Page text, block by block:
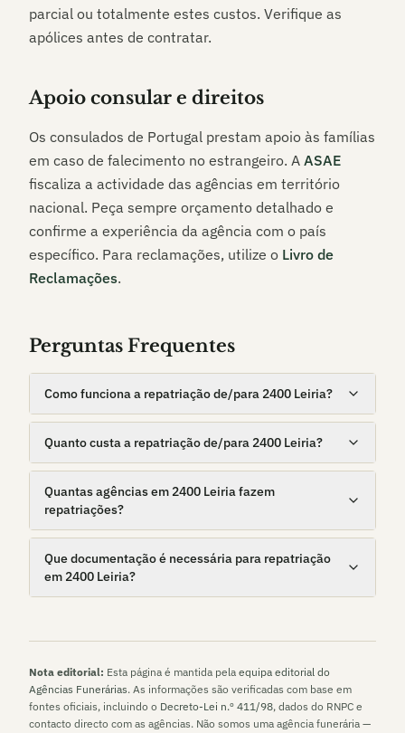
parcial ou totalmente estes custos. Verifique as
apólices antes de contratar.
Apoio consular e direitos
Os consulados de Portugal prestam apoio às famílias
em caso de falecimento no estrangeiro. A ASAE
fiscaliza a actividade das agências em território
nacional. Peça sempre orçamento detalhado e
confirme a experiência da agência com o país
específico. Para reclamações, utilize o Livro de
Reclamações.
Perguntas Frequentes
Como funciona a repatriação de/para 2400 Leiria?
Quanto custa a repatriação de/para 2400 Leiria?
Quantas agências em 2400 Leiria fazem
repatriações?
Que documentação é necessária para repatriação
em 2400 Leiria?
Nota editorial: Esta página é mantida pela equipa editorial do
Agências Funerárias. As informações são verificadas com base em
fontes oficiais, incluindo o Decreto-Lei n.º 411/98, dados do RNPC e
contacto directo com as agências. Não somos uma agência funerária —